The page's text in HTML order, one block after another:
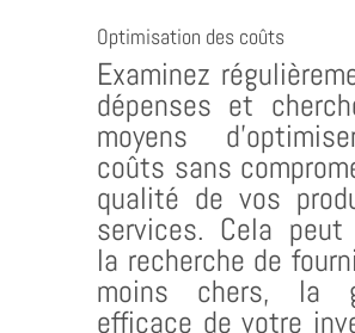
Optimisation des coûts
Examinez
dépenses et
moyens
coûts sans
qualité de vos
services. Cela peut
la recherche de
moins chers, la
efficace de votre